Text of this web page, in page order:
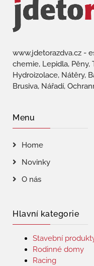
www.jdetorazdva.cz -
chemie, Lepidla, Pěny,
Hydroizolace, Nátěry,
Brusiva, Nářadí,
Menu
Home
Novinky
O nás
Hlavní kategorie
Stavební
Rodinné domy
Racing